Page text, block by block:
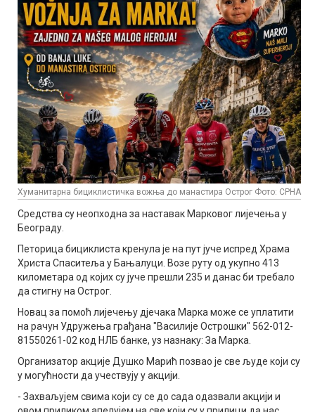
Хуманитарна бициклистичка вожња до манастира Острог Фото: СРНА
Средства су неопходна за наставак Марковог лијечења у
Београду.
Петорица бициклиста кренула је на пут јуче испред Храма
Христа Спаситеља у Бањалуци. Возе руту од укупно 413
километара од којих су јуче прешли 235 и данас би требало
да стигну на Острог.
Новац за помоћ лијечењу дјечака Марка може се уплатити
на рачун Удружења грађана "Василије Острошки" 562-012-
81550261-02 код НЛБ банке, уз назнаку: За Марка.
Организатор акције Душко Марић позвао је све људе који су
у могућности да учествују у акцији.
- Захваљујем свима који су се до сада одазвали акцији и